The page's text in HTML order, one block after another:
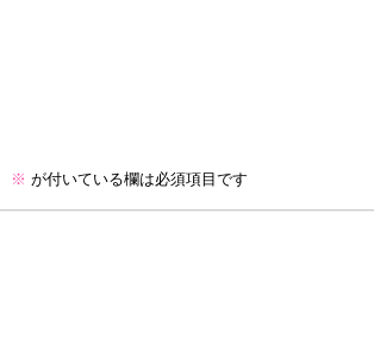
※ が付いている欄は必須項目です